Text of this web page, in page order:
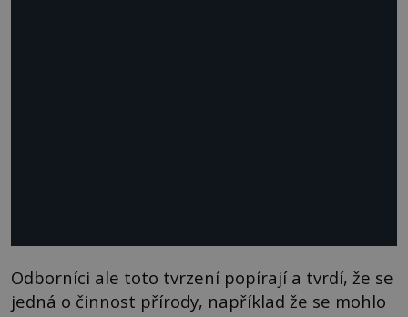
Odborníci ale toto tvrzení popírají a tvrdí, že se
jedná o činnost přírody, například že se mohlo